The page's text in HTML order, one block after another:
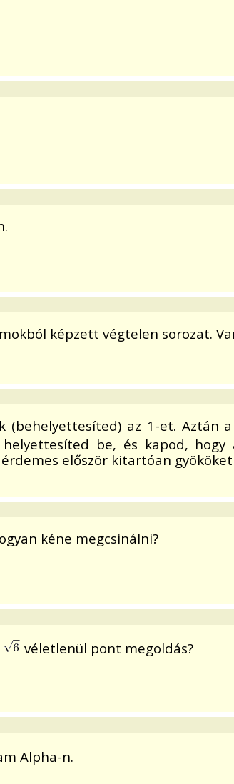
képzett végtelen sorozat.
(behelyettesíted) az 1-et. Aztán
be, és kapod, hogy
először kitartóan
kéne megcsinálni?
véletlenül pont megoldás?
Alpha-n.